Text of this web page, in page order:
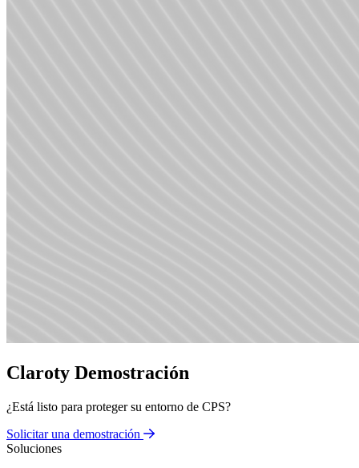
Claroty Demostración
¿Está listo para proteger su entorno de CPS?
Solicitar una demostración
Soluciones